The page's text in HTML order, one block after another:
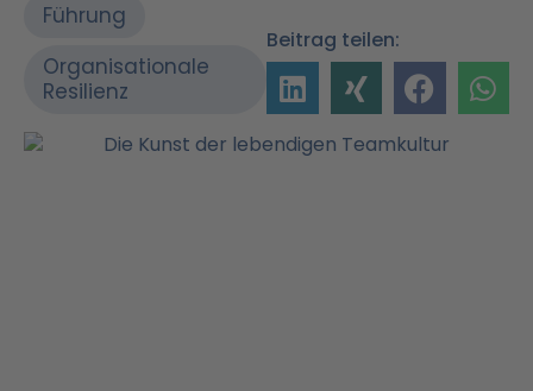
Führung
Organisationale
Resilienz
Beitrag teilen: